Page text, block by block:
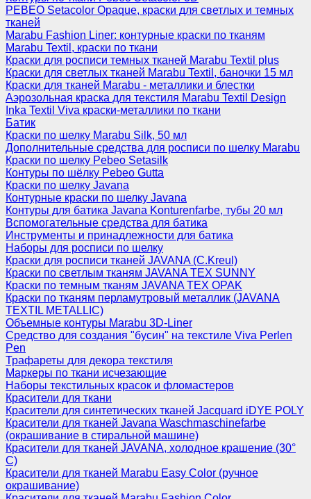
PEBEO Setacolor Opaque, краски для светлых и темных
тканей
Marabu Fashion Liner: контурные краски по тканям
Marabu Textil, краски по ткани
Краски для росписи темных тканей Marabu Textil plus
Краски для светлых тканей Marabu Textil, баночки 15 мл
Краски для тканей Marabu - металлики и блестки
Аэрозольная краска для текстиля Marabu Textil Design
Inka Textil Viva краски-металлики по ткани
Батик
Краски по шелку Marabu Silk, 50 мл
Дополнительные средства для росписи по шелку Marabu
Краски по шелку Pebeo Setasilk
Контуры по шёлку Pebeo Gutta
Краски по шелку Javana
Контурные краски по шелку Javana
Контуры для батика Javana Konturenfarbe, тубы 20 мл
Вспомогательные средства для батика
Инструменты и принадлежности для батика
Наборы для росписи по шелку
Краски для росписи тканей JAVANA (C.Kreul)
Краски по светлым тканям JAVANA TEX SUNNY
Краски по темным тканям JAVANA TEX OPAK
Краски по тканям перламутровый металлик (JAVANA
TEXTIL METALLIC)
Объемные контуры Marabu 3D-Liner
Средство для создания "бусин" на текстиле Viva Perlen
Pen
Трафареты для декора текстиля
Маркеры по ткани исчезающие
Наборы текстильных красок и фломастеров
Красители для ткани
Красители для синтетических тканей Jacquard iDYE POLY
Красители для тканей Javana Waschmaschinefarbe
(окрашивание в стиральной машине)
Красители для тканей JAVANA, холодное крашение (30°
С)
Красители для тканей Marabu Easy Color (ручное
окрашивание)